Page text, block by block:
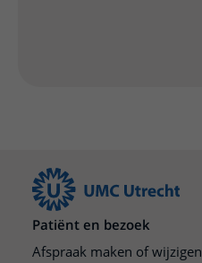
Patiënt en bezoek
Afspraak maken of wijzigen